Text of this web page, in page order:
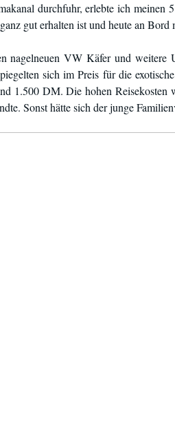
durchfuhr, erlebte ich
gut erhalten ist und heute an Bord
nagelneuen VW Käfer und weitere
sich im Preis für die
1.500 DM. Die hohen Reisekosten
Sonst hätte sich der junge